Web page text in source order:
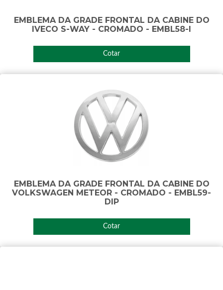
EMBLEMA DA GRADE FRONTAL DA CABINE DO
IVECO S-WAY - CROMADO - EMBL58-I
Cotar
EMBLEMA DA GRADE FRONTAL DA CABINE DO
VOLKSWAGEN METEOR - CROMADO - EMBL59-
DIP
Cotar